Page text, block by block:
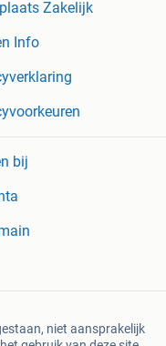
Zakelijk
Info
bij
niet aansprakelijk